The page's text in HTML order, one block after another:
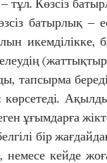
тұл. Көзсіз
батырлық ‒
тапсырма
ұғымдарға
бір
немесе кейде